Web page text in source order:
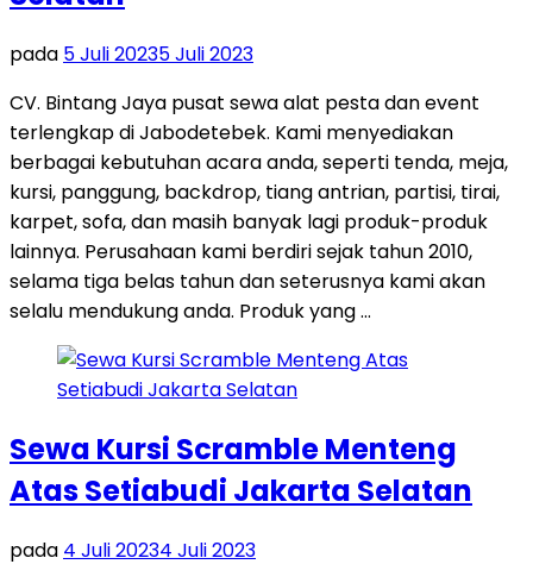
pada 5 Juli 20235 Juli 2023
CV. Bintang Jaya pusat sewa alat pesta dan event
terlengkap di Jabodetebek. Kami menyediakan
berbagai kebutuhan acara anda, seperti tenda, meja,
kursi, panggung, backdrop, tiang antrian, partisi, tirai,
karpet, sofa, dan masih banyak lagi produk-produk
lainnya. Perusahaan kami berdiri sejak tahun 2010,
selama tiga belas tahun dan seterusnya kami akan
selalu mendukung anda. Produk yang …
Sewa Kursi Scramble Menteng
Atas Setiabudi Jakarta Selatan
pada 4 Juli 20234 Juli 2023